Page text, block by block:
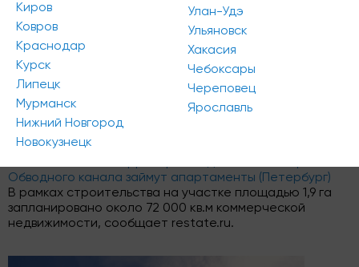
Обводного канала займут апартаменты (Петербург)
В рамках строительства на участке площадью 1,9 га
запланировано около 72 000 кв.м коммерческой
недвижимости, сообщает restate.ru.
Киров
Ковров
Краснодар
Курск
Липецк
Мурманск
Нижний Новгород
Новокузнецк
Улан-Удэ
Ульяновск
Хакасия
Чебоксары
Череповец
Ярославль